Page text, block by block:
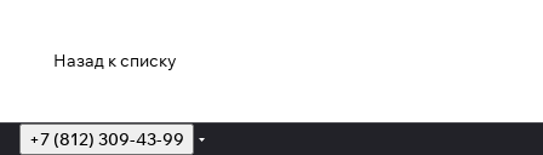
Назад к списку
+7 (812) 309-43-99